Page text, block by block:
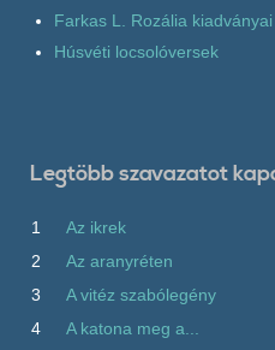
Farkas L. Rozália kiadványai
Húsvéti locsolóversek
Legtöbb szavazatot
1
Az ikrek
2
Az aranyréten
3
A vitéz szabólegény
4
A katona meg a...